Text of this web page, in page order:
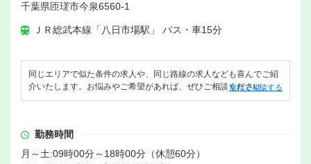
千葉県匝瑳市今泉6560-1
ＪＲ総武本線「八日市場駅」 バス・車15分
同じエリアで似た条件の求人や、同じ路線の求人なども喜んでご紹
介いたします。お悩みやご希望があれば、ぜひご相談ください。
無料で相談する
勤務時間
月～土:09時00分～18時00分（休憩60分）